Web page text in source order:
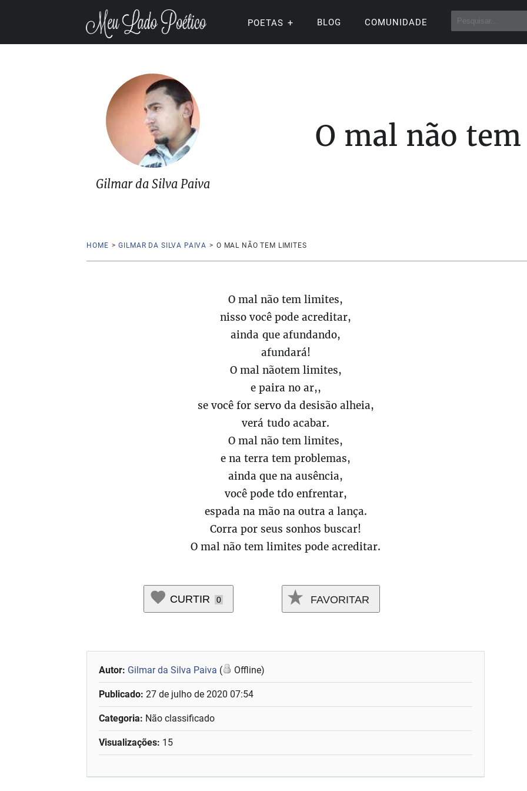
POETAS BLOG COMUNIDADE
O mal não
Gilmar da Silva Paiva
HOME > GILMAR DA SILVA PAIVA > O MAL NÃO TEM LIMITES
O mal não tem limites,
nisso você pode acreditar,
ainda que afundando,
afundará!
O mal nãotem limites,
e paira no ar,,
se você for servo da desisão alheia,
verá tudo acabar.
O mal não tem limites,
e na terra tem problemas,
ainda que na ausência,
você pode tdo enfrentar,
espada na mão na outra a lança.
Corra por seus sonhos buscar!
O mal não tem limites pode acreditar.
CURTIR 0 FAVORITAR
Autor: Gilmar da Silva Paiva ( Offline)
Publicado:27 de julho de 2020 07:54
Categoria: Não classificado
Visualizações: 15